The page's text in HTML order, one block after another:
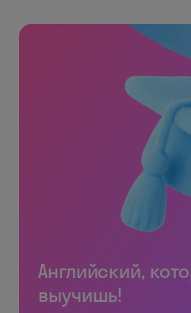
Английский,
выучишь!